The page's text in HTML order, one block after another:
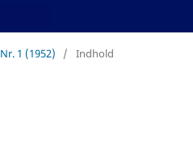
1 (1952) / Indhold